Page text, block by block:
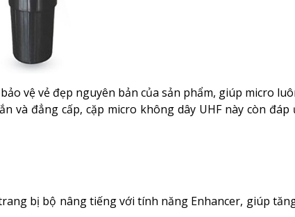
vệ vẻ đẹp nguyên bản của sản phẩm, giúp micro
và đẳng cấp, cặp micro không dây UHF này còn
bị bộ nâng tiếng với tính năng Enhancer, giúp